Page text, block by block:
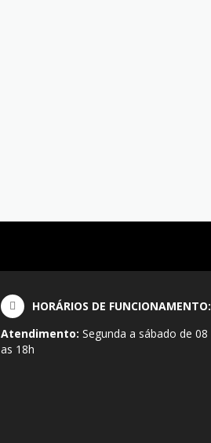
HORÁRIOS DE FUNCIONAMENTO:
Atendimento: Segunda a sábado de 08
as 18h